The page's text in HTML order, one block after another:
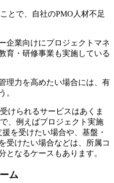
とで、自社のPMO人材不足
企業向けにプロジェクトマネ
育・研修事業も実施している
理力を高めたい場合には、有
。
けられるサービスはあくま
、例えばプロジェクト実施
を受けたい場合や、基盤・
受けたい場合などは、所属コ
となるケースもあります。
ム